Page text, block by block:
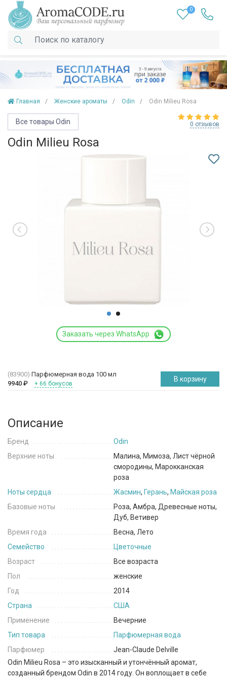
0
Главная Женские ароматы Odin Odin Milieu Rosa
Все товары Odin 0 отзывов
Odin Milieu Rosa
Заказать через WhatsApp
(83900) Парфюмерная вода 100 мл
9940 ₽ + 66 бонусов
В корзину
Описание
Бренд
Odin
Верхние ноты
Малина, Мимоза, Лист чёрной
смородины, Марокканская
роза
Ноты сердца
Жасмин, Герань, Майская роза
Базовые ноты
Роза, Амбра, Древесные ноты,
Дуб, Ветивер
Время года
Весна, Лето
Семейство
Цветочные
Возраст
Все возраста
Пол
женские
Год
2014
Страна
США
Применение
Вечерние
Тип товара
Парфюмерная вода
Парфюмер
Jean-Claude Delville
Odin Milieu Rosa – это изысканный и утончённый аромат,
созданный брендом Odin в 2014 году. Он воплощает в себе